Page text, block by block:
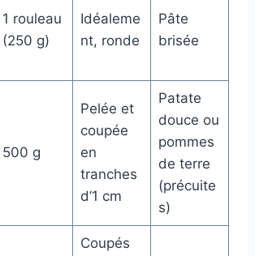
1 rouleau
(250 g)
Idéaleme
nt, ronde
Pâte
brisée
500 g
Pelée et
coupée
en
tranches
d’1 cm
Patate
douce ou
pommes
de terre
(précuite
s)
Coupés